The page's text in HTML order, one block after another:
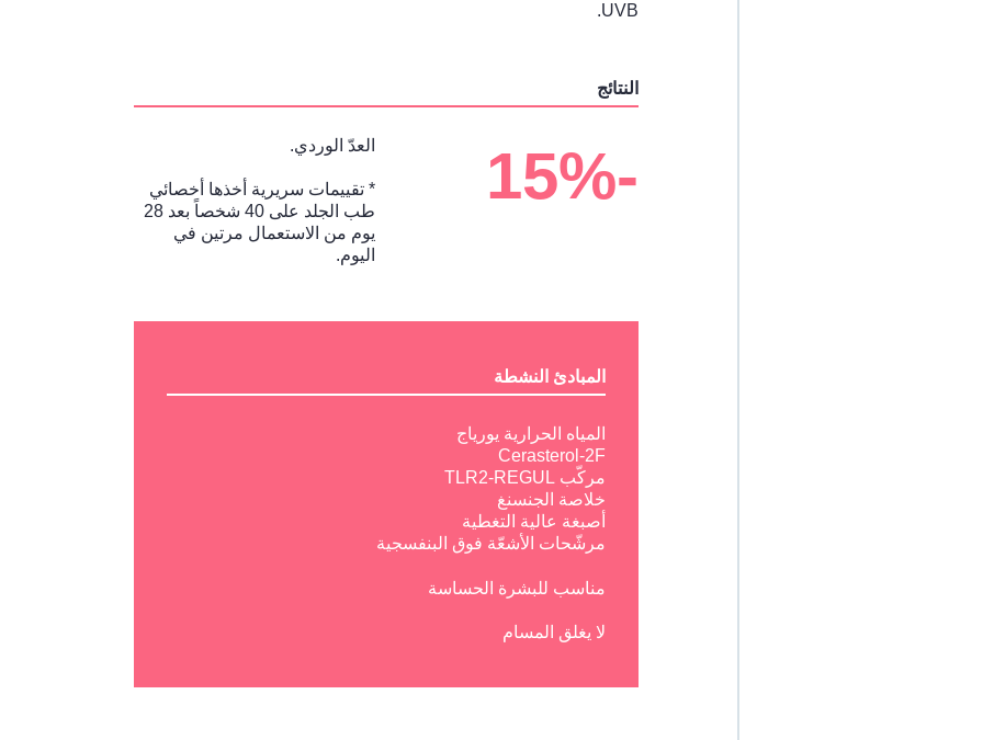
UVB.
النتائج
-15% العدّ الوردي.
* تقييمات سريرية أخذها أخصائي
طب الجلد على 40 شخصاً بعد 28
يوم من الاستعمال مرتين في
اليوم.
المبادئ النشطة
المياه الحرارية يورياج
Cerasterol-2F
مركّب TLR2-REGUL
خلاصة الجنسنغ
أصبغة عالية التغطية
مرشّحات الأشعّة فوق البنفسجية
مناسب للبشرة الحساسة
لا يغلق المسام